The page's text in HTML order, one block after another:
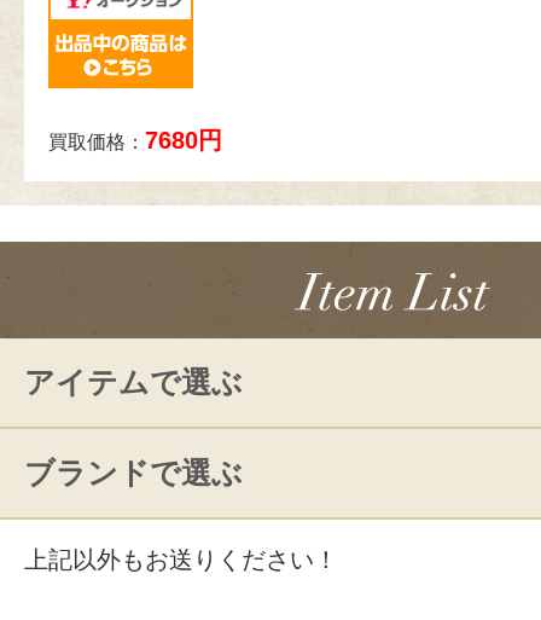
買取価格： 7680円
アイテムで選ぶ
ブランドで選ぶ
上記以外もお送りください！